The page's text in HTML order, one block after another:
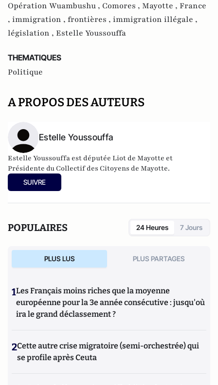
Opération Wuambushu , Comores , Mayotte , France
, immigration , frontières , immigration illégale ,
législation , Estelle Youssouffa
THEMATIQUES
Politique
A PROPOS DES AUTEURS
Estelle Youssouffa
Estelle Youssouffa est députée Liot de Mayotte et
Présidente du Collectif des Citoyens de Mayotte.
SUIVRE
POPULAIRES 24 Heures 7 Jours
PLUS LUS PLUS PARTAGES
1Les Français moins riches que la moyenne
européenne pour la 3e année consécutive : jusqu'où
ira le grand déclassement ?
2Cette autre crise migratoire (semi-orchestrée) qui
se profile après Ceuta